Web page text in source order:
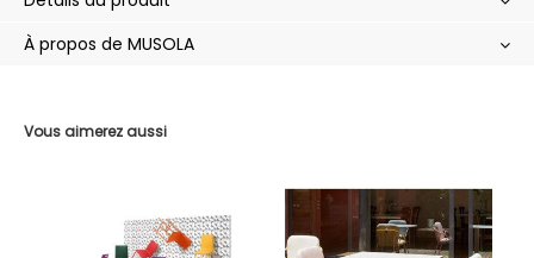
Vous aimerez aussi
À propos de MUSOLA